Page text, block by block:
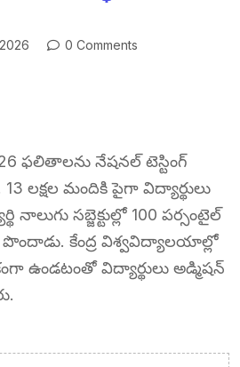
0 Comments
నేషనల్ టెస్టింగ్
లక్షల మందికి పైగా విద్యార్థులు
సబ్జెక్టుల్లో 100 పర్సంటైల్
పొందాడు. కేంద్ర విశ్వవిద్యాలయాల్లో
ఉండటంతో విద్యార్థులు అడ్మిషన్